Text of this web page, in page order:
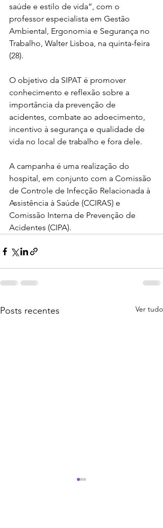
saúde e estilo de vida”, com o
professor especialista em Gestão
Ambiental, Ergonomia e Segurança no
Trabalho, Walter Lisboa, na quinta-feira
(28).
O objetivo da SIPAT é promover
conhecimento e reflexão sobre a
importância da prevenção de
acidentes, combate ao adoecimento,
incentivo à segurança e qualidade de
vida no local de trabalho e fora dele.
A campanha é uma realização do
hospital, em conjunto com a Comissão
de Controle de Infecção Relacionada à
Assistência à Saúde (CCIRAS) e
Comissão Interna de Prevenção de
Acidentes (CIPA).
Posts recentes Ver tudo